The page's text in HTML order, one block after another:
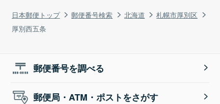
日本郵便トップ 郵便番号検索 北海道
札幌市厚別区
厚別西五条
郵便番号を調べる
郵便局・ATM・ポストをさがす